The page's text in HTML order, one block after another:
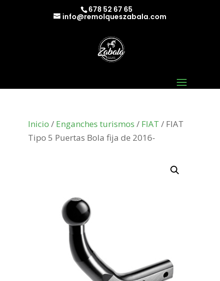
678 52 67 65
info@remolqueszabala.com
Inicio / Enganches turismos / FIAT / FIAT
Tipo 5 Puertas Bola fija de 2016-